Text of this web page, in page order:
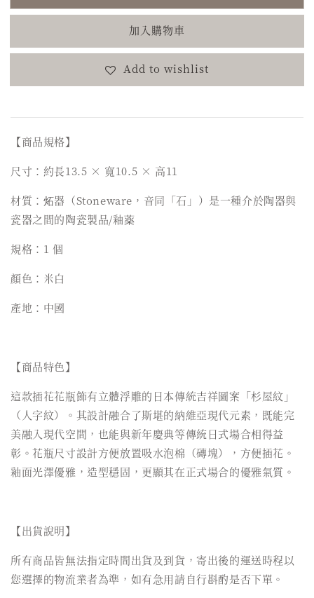
加入購物車
Add to wishlist
【商品規格】
尺寸：約長13.5 × 寬10.5 × 高11
材質：炻器（Stoneware，音同「石」）是一種介於陶器與
瓷器之間的陶瓷製品/釉薬
規格：1 個
顏色：米白
產地：中國
【商品特色】
這款插花花瓶飾有立體浮雕的日本傳統吉祥圖案「杉屋紋」
（人字紋）。其設計融合了斯堪的納維亞現代元素，既能完
美融入現代空間，也能與新年慶典等傳統日式場合相得益
彰。花瓶尺寸設計方便放置吸水泡棉（磚塊），方便插花。
釉面光澤優雅，造型穩固，更顯其在正式場合的優雅氣質。
【出貨說明】
所有商品皆無法指定時間出貨及到貨，寄出後的運送時程以
您選擇的物流業者為準，如有急用請自行斟酌是否下單。